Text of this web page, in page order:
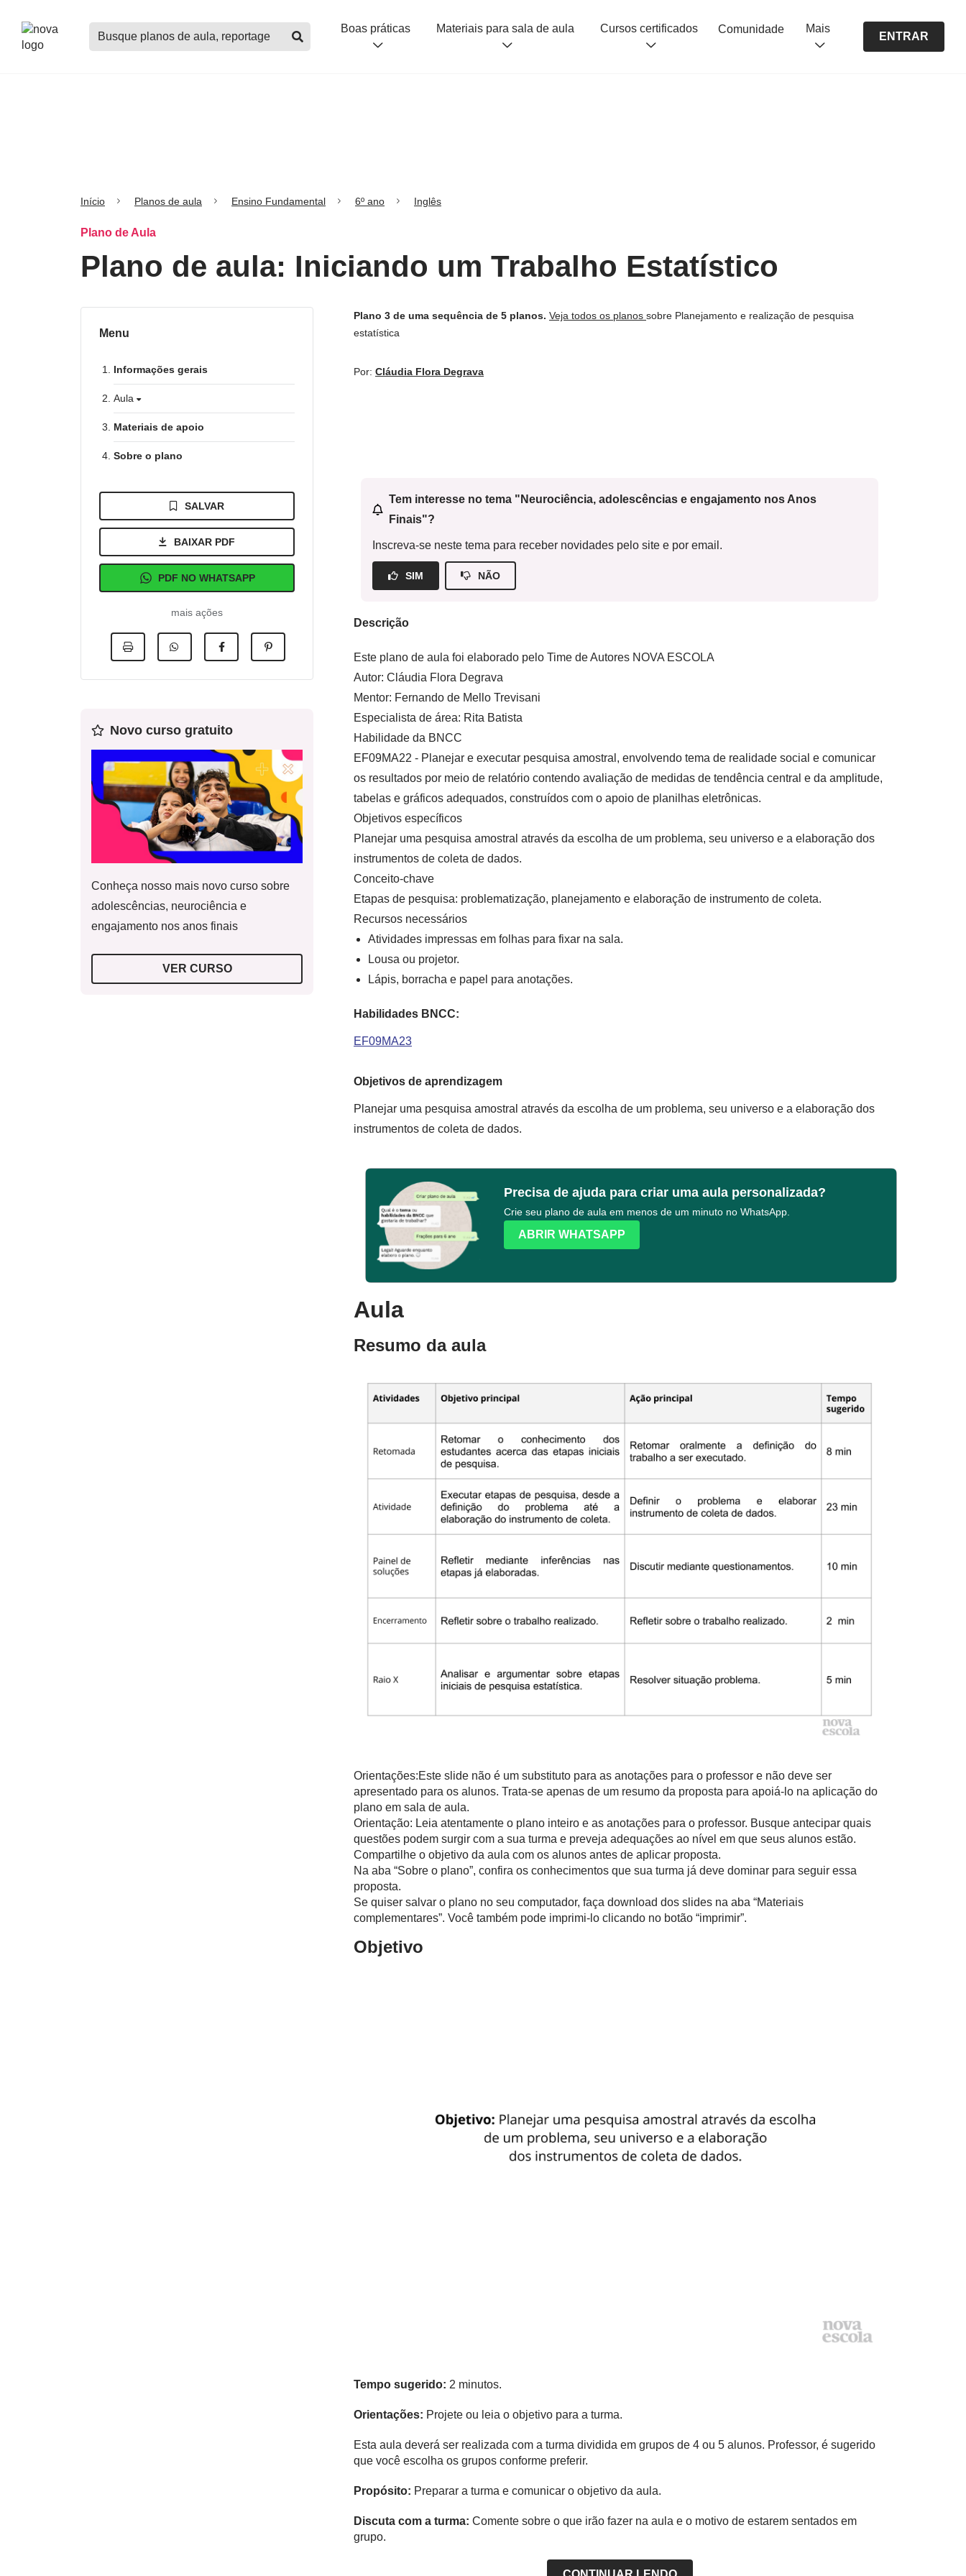
Buscar
planos
Boas práticas Materiais para sala de aula Cursos certificados Comunidade Mais
ENTRAR
Início Planos de aula Ensino Fundamental 6º ano Inglês
Plano de Aula
Plano de aula: Iniciando um Trabalho Estatístico
Menu
Informações gerais
Aula
Materiais de apoio
Sobre o plano
SALVAR
BAIXAR PDF
PDF NO WHATSAPP
mais ações
Novo curso gratuito
Conheça nosso mais novo curso sobre
adolescências, neurociência e
engajamento nos anos finais
VER CURSO
Plano 3 de uma sequência de 5 planos. Veja todos os planos sobre Planejamento e realização de pesquisa
estatística
Por: Cláudia Flora Degrava
Tem interesse no tema "Neurociência, adolescências e engajamento nos Anos
Finais"?
Inscreva-se neste tema para receber novidades pelo site e por email.
SIM NÃO
Descrição
Este plano de aula foi elaborado pelo Time de Autores NOVA ESCOLA
Autor: Cláudia Flora Degrava
Mentor: Fernando de Mello Trevisani
Especialista de área: Rita Batista
Habilidade da BNCC
EF09MA22 - Planejar e executar pesquisa amostral, envolvendo tema de realidade social e comunicar
os resultados por meio de relatório contendo avaliação de medidas de tendência central e da amplitude,
tabelas e gráficos adequados, construídos com o apoio de planilhas eletrônicas.
Objetivos específicos
Planejar uma pesquisa amostral através da escolha de um problema, seu universo e a elaboração dos
instrumentos de coleta de dados.
Conceito-chave
Etapas de pesquisa: problematização, planejamento e elaboração de instrumento de coleta.
Recursos necessários
Atividades impressas em folhas para fixar na sala.
Lousa ou projetor.
Lápis, borracha e papel para anotações.
Habilidades BNCC:
EF09MA23
Objetivos de aprendizagem
Planejar uma pesquisa amostral através da escolha de um problema, seu universo e a elaboração dos
instrumentos de coleta de dados.
Precisa de ajuda para criar uma aula personalizada?
Crie seu plano de aula em menos de um minuto no WhatsApp.
ABRIR WHATSAPP
Aula
Resumo da aula
Orientações:Este slide não é um substituto para as anotações para o professor e não deve ser
apresentado para os alunos. Trata-se apenas de um resumo da proposta para apoiá-lo na aplicação do
plano em sala de aula.
Orientação: Leia atentamente o plano inteiro e as anotações para o professor. Busque antecipar quais
questões podem surgir com a sua turma e preveja adequações ao nível em que seus alunos estão.
Compartilhe o objetivo da aula com os alunos antes de aplicar proposta.
Na aba “Sobre o plano”, confira os conhecimentos que sua turma já deve dominar para seguir essa
proposta.
Se quiser salvar o plano no seu computador, faça download dos slides na aba “Materiais
complementares”. Você também pode imprimi-lo clicando no botão “imprimir”.
Objetivo
Tempo sugerido: 2 minutos.
Orientações: Projete ou leia o objetivo para a turma.
Esta aula deverá ser realizada com a turma dividida em grupos de 4 ou 5 alunos. Professor, é sugerido
que você escolha os grupos conforme preferir.
Propósito: Preparar a turma e comunicar o objetivo da aula.
Discuta com a turma: Comente sobre o que irão fazer na aula e o motivo de estarem sentados em
grupo.